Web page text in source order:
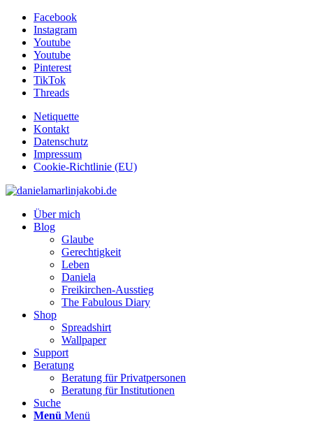
Facebook
Instagram
Youtube
Youtube
Pinterest
TikTok
Threads
Netiquette
Kontakt
Datenschutz
Impressum
Cookie-Richtlinie (EU)
Über mich
Blog
Glaube
Gerechtigkeit
Leben
Daniela
Freikirchen-Ausstieg
The Fabulous Diary
Shop
Spreadshirt
Wallpaper
Support
Beratung
Beratung für Privatpersonen
Beratung für Institutionen
Suche
Menü Menü